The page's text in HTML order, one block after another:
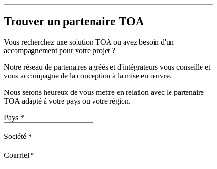
Trouver un partenaire TOA
Vous recherchez une solution TOA ou avez besoin d'un
accompagnement pour votre projet ?
Notre réseau de partenaires agréés et d'intégrateurs vous conseille et
vous accompagne de la conception à la mise en œuvre.
Nous serons heureux de vous mettre en relation avec le partenaire
TOA adapté à votre pays ou votre région.
Pays *
Société *
Courriel *